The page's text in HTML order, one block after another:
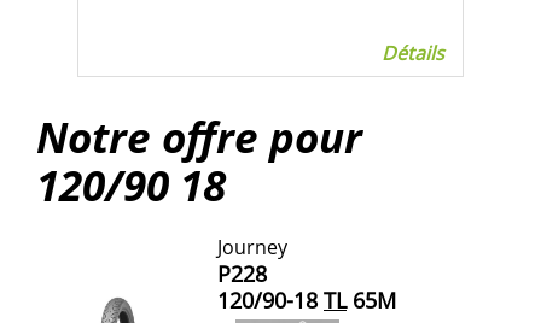
Détails
Notre offre pour
120/90 18
Journey
P228
120/90-18 TL65M